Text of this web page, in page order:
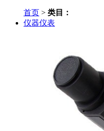
首页 > 类目：
仪器仪表